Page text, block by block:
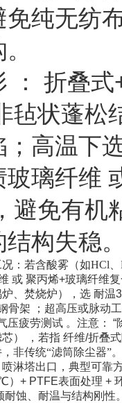
免纯无纺
： 折叠式
毡状蓬松
高温下
玻璃纤维
避免有机
构失稳。
：若含酸雾（如HCl、
或 聚丙烯+玻璃纤维复
、焚烧炉），选 耐温
骨架 ；超高压或脉动
压疲劳测试 。注意： “
）
，若指 纤维/折叠
非传统“滤筒除尘器”。
淋塔出口，典型可靠
）+ PTFE表面处理 +
耐蚀、耐温与结构刚性。